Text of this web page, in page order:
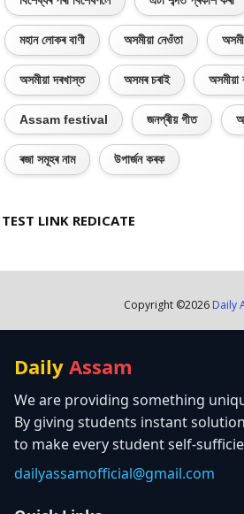
মহান লোকৰ বাণী অসমীয়া নেওঁতা
অসমীয়া দৰখাস্ত অসমৰ চৰাই অসমীয়া
Assam festival জনপ্ৰীয় গীত
ৰজা সমূহৰ নাম উপাৰ্জন কৰক
TEST LINK REDICATE
Copyright ©2026 Daily
Daily Assam
We are providing something
By giving students instant
to make every student self-
dailyassamofficial@gmail.com